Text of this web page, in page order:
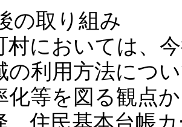
の取り組み
においては、
の利用方法につ
化等を図る観点